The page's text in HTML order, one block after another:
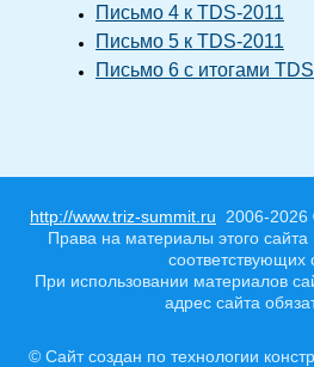
Письмо 4 к TDS-2011
Письмо 5 к TDS-2011
Письмо 6 с итогами
http://www.triz-summit.ru 2006-
Права на материалы этого
соответствующих
При использовании материалов
адрес сайта
© Сайт создан по технологии